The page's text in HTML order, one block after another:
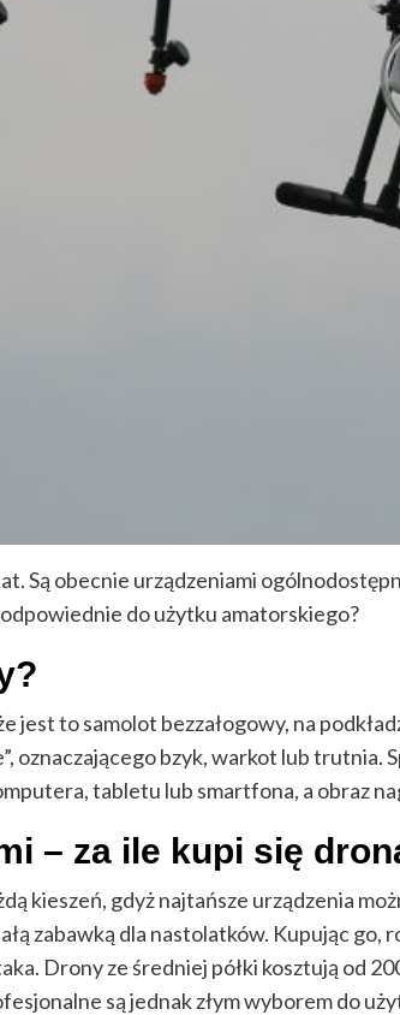
Są obecnie urządzeniami
do użytku amatorskiego?
jest to samolot bezzałogowy, na
oznaczającego bzyk, warkot lub
tabletu lub smartfona, a obraz
– za ile kupi się
kieszeń, gdyż najtańsze urządzenia
zabawką dla nastolatków. Kupując go,
Drony ze średniej półki kosztują od
są jednak złym wyborem do